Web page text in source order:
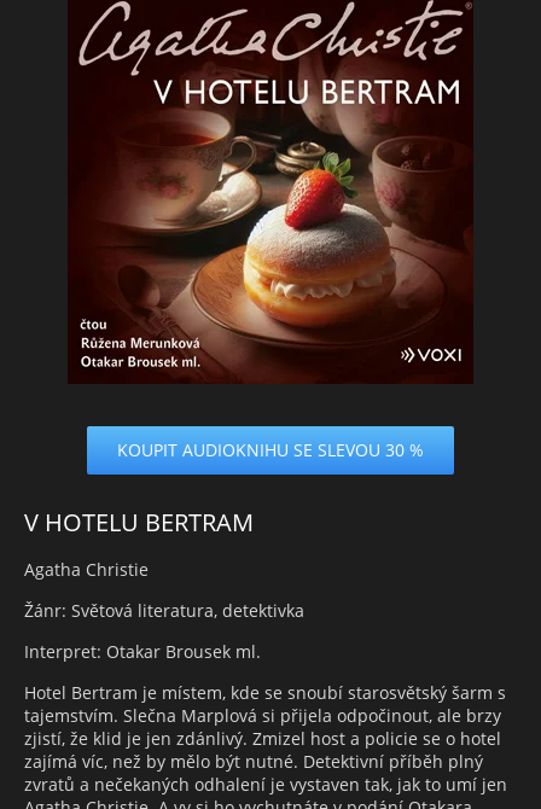
KOUPIT AUDIOKNIHU SE SLEVOU 30 %
V HOTELU BERTRAM
Agatha Christie
Žánr: Světová literatura, detektivka
Interpret: Otakar Brousek ml.
Hotel Bertram je místem, kde se snoubí starosvětský šarm s
tajemstvím. Slečna Marplová si přijela odpočinout, ale brzy
zjistí, že klid je jen zdánlivý. Zmizel host a policie se o hotel
zajímá víc, než by mělo být nutné. Detektivní příběh plný
zvratů a nečekaných odhalení je vystaven tak, jak to umí jen